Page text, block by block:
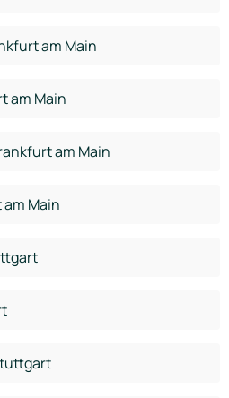
am Main
am Main
am Main
Main